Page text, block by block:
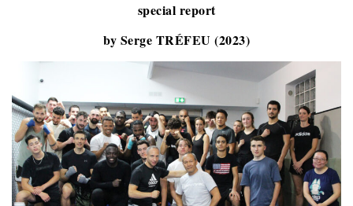
special report
by Serge TRÉFEU (2023)